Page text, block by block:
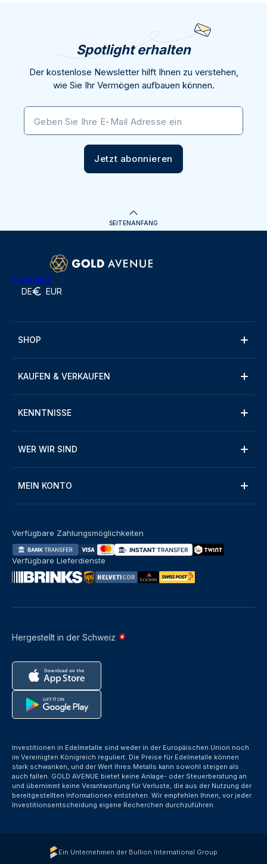
Spotlight erhalten
Der kostenlose Newsletter hilft Ihnen zu verstehen,
wie Sie Ihr Vermögen aufbauen können.
Geben Sie Ihre E-Mail Adresse ein
Jetzt abonnieren
SEITENANFANG
Trustpilot
DE EUR
SHOP
KAUFEN & VERKAUFEN
KENNTNISSE
WER WIR SIND
MEIN KONTO
Hergestellt in der Schweiz
Verfügbare Zahlungsmöglichkeiten
Verfügbare Lieferdienste
Investitionen in Edelmetalle sind weder in der Europäischen Union noch
im Vereinigten Königreich reguliert. Die Preise für Edelmetalle können
stark schwanken, und der Wert Ihres Metalls kann sowohl steigen als
auch fallen. GOLD AVENUE bietet keine Anlage- oder Steuerberatung an
und übernimmt keine Verantwortung für Verluste, die aus der Nutzung der
bereitgestellten Informationen entstehen. Wir empfehlen Ihnen, vor jeder
Investitionsentscheidung eigene Recherchen durchzuführen.
Ein Unternehmen der Bullion International Group